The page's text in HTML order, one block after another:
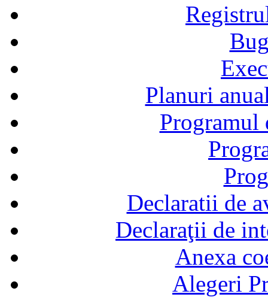
Planuri
Declaratii de
Declaraţii de
Anexa
Alegeri